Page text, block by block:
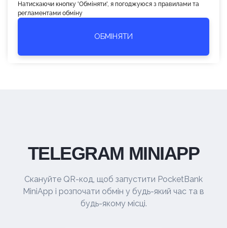
Натискаючи кнопку 'Обміняти', я погоджуюся з правилами та
регламентами обміну
ОБМІНЯТИ
TELEGRAM MINIAPP
Скануйте QR-код, щоб запустити PocketBank
MiniApp і розпочати обмін у будь-який час та в
будь-якому місці.